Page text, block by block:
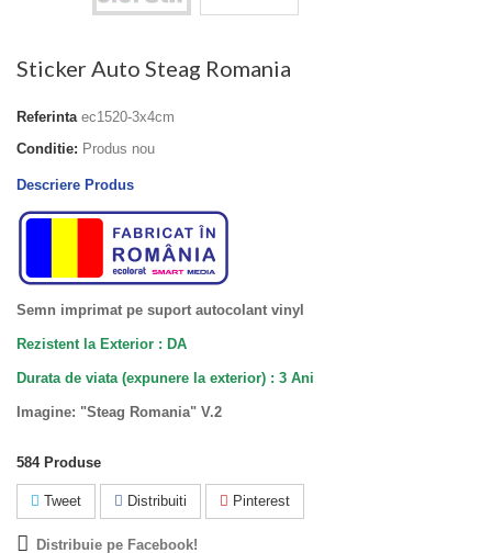
Sticker Auto Steag Romania
Referinta ec1520-3x4cm
Conditie: Produs nou
Descriere Produs
Semn imprimat pe suport autocolant vinyl
Rezistent la Exterior : DA
Durata de viata (expunere la exterior) : 3 Ani
Imagine: "Steag Romania" V.2
584 Produse
Tweet Distribuiti Pinterest
Distribuie pe Facebook!